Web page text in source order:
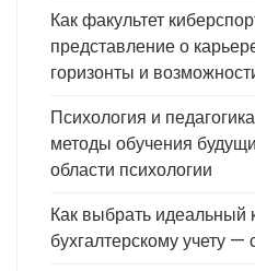
Как факультет
представление о
горизонты и
Психология и
методы обучения
области психологии
Как выбрать идеальный
бухгалтерскому учету